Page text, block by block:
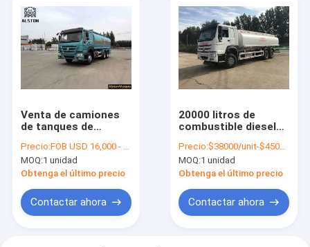
Venta de camiones
de tanques de
¥ Capacidad y precio
Precio:FOB USD 16,000 - 30,000 PER UNIT
MOQ:1 unidad
Obtenga el último precio
Contactar ahora
20000 litros de
combustible diesel
Howo camión
cisterna de
combustible
Precio:$38000/unit-$45000/unit
MOQ:1 unidad
Obtenga el último precio
Contactar ahora